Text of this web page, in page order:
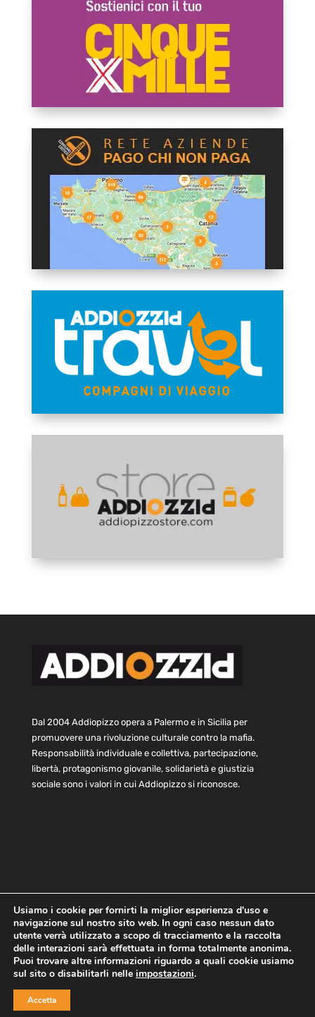
Dal 2004 Addiopizzo opera a Palermo e in Sicilia per
promuovere una rivoluzione culturale contro la mafia.
Responsabilità individuale e collettiva, partecipazione,
libertà, protagonismo giovanile, solidarietà e giustizia
sociale sono i valori in cui Addiopizzo si riconosce.
Home Statuto e bilancio
Contatti
Privacy
Cookie Child Protection Policy
Copyright © 2021 AddioPizzo | Tutti i diritti riservati | Sede
Usiamo i cookie per fornirti la miglior esperienza d'uso e
navigazione sul nostro sito web. In ogni caso nessun dato
utente verrà utilizzato a scopo di tracciamento e la raccolta
delle interazioni sarà effettuata in forma totalmente anonima.
Puoi trovare altre informazioni riguardo a quali cookie usiamo
sul sito o disabilitarli nelle impostazioni.
Accetta